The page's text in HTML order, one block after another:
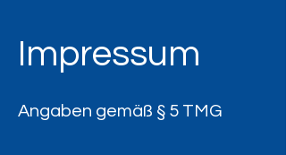
Impressum
Angaben gemäß § 5 TMG